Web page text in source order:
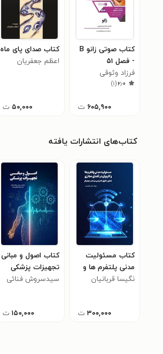
کتاب صوتی زانو B
- فصل ۵۱
فرزاد وثوقی
۲٫۰(۱)
۶۰۵,۹۰۰ ت
کتاب صدای پای ماه
اعظم جعفریان
۵۰,۰۰۰ ت
کتاب‌های انتشارات یافته
کتاب مسئولیت
مدنی پلتفرم ها و
کاربران در فضای
نگیسا قربانیان
۳۰۰,۰۰۰ ت
کتاب اصول و مبانی
تجهیزات پزشکی
سیدسروش فنائی
۱۵۰,۰۰۰ ت